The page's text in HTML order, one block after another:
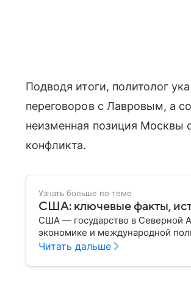
Подводя итоги, политолог
переговоров с Лавровым, а
неизменная позиция Москвы
конфликта.
Узнать больше по теме
США: ключевые факты,
США — государство в Северной
экономике и международной
Читать дальше